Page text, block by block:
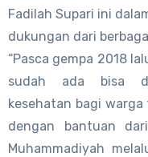
Fadilah Supari ini
dukungan dari
“Pasca gempa 2018
sudah ada bisa
kesehatan bagi
dengan bantuan
Muhammadiyah